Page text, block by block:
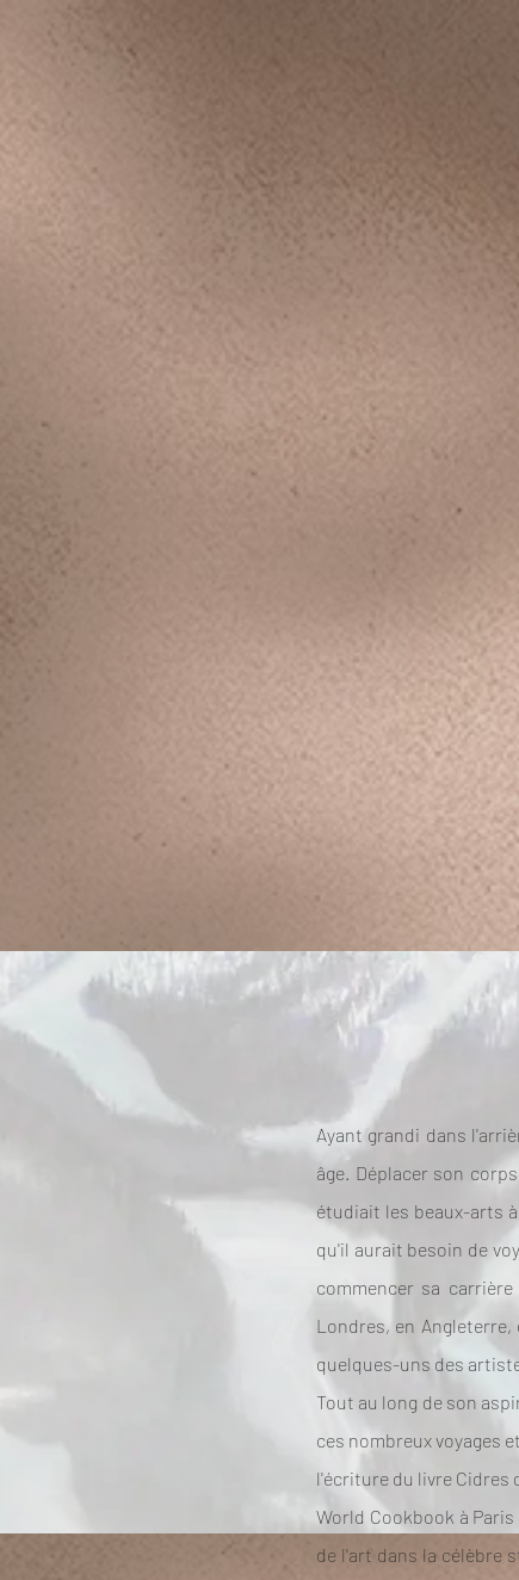
Ayant grandi dans
âge. Déplacer son
étudiait les beaux-arts
qu'il aurait besoin de
commencer sa
Londres, en
quelques-uns des
Tout au long de son
ces nombreux voyages
l'écriture du livre Cidres
World Cookbook à
de l'art dans la célèbre